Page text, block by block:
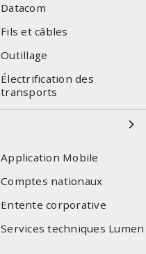
Datacom
Fils et câbles
Outillage
Électrification des
transports
Application Mobile
Comptes nationaux
Entente corporative
Services techniques Lumen